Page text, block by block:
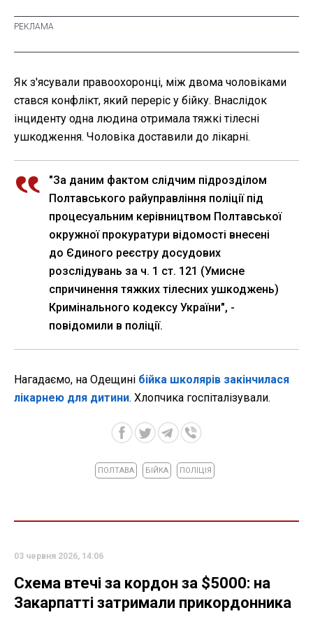
Як з'ясували правоохоронці, між двома чоловіками
стався конфлікт, який переріс у бійку. Внаслідок
інциденту одна людина отримала тяжкі тілесні
ушкодження. Чоловіка доставили до лікарні.
"За даним фактом слідчим підрозділом
Полтавського райуправління поліції під
процесуальним керівництвом Полтавської
окружної прокуратури відомості внесені
до Єдиного реєстру досудових
розслідувань за ч. 1 ст. 121 (Умисне
спричинення тяжких тілесних ушкоджень)
Кримінального кодексу України", -
повідомили в поліції.
Нагадаємо, на Одещині бійка школярів закінчилася
лікарнею для дитини. Хлопчика госпіталізували.
ПОЛТАВА БІЙКА ПОЛІЦІЯ
03 червня 2026, 14:06
Схема втечі за кордон за $5000: на
Закарпатті затримали прикордонника